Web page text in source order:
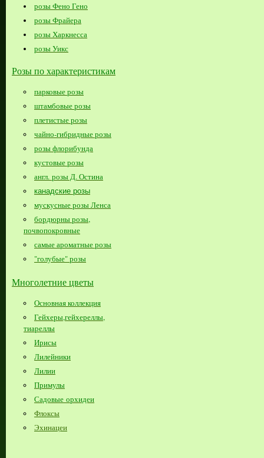
розы Фено Гено
розы Фрайера
розы Харкнесса
розы Уикс
Розы по характеристикам
парковые розы
штамбовые розы
плетистые розы
чайно-гибридные розы
розы флорибунда
кустовые розы
англ. розы Д. Остина
канадские розы
мускусные розы Ленса
бордюрны розы,
почвопокровные
самые ароматные розы
"голубые" розы
Многолетние цветы
Основная коллекция
Гейхеры,гейхереллы,
тиареллы
Ирисы
Лилейники
Лилии
Примулы
Садовые орхидеи
Флоксы
Эхинацеи